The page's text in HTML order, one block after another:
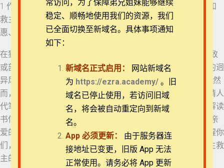
03 彼得后书 1:5-7
04 彼得后书 1:8-11
05 彼得后书 1:12-15
06 彼得后书 1:16-18
07 彼得后书 1:19-21
器
1 作耶稣基督仆人和使徒的西门·彼得，写信给那因我们的神和
救主耶稣基督之义，与我们同得一样宝贵信心的人： 2 愿恩
惠、平安因你们认识神和我们主耶稣，多多地加给你们！
在犹大书的25节经文中，有至少15节与彼得后书几乎完全一致
或部分一致。因此有学者鉴于彼得前书和后书在希腊文法上的迥
异风格，主张前书是由“送信人”西拉代笔，后书是犹大代笔。然
而，这只是猜测，并没有确凿的证据。无论彼得后书是彼得请人
代笔而作，还是有人假借使徒彼得之名而作，都不影响我们解读
书信本身的内容，因为作者已经在信中明确了其写作意图：“亲
爱的弟兄啊，我现在写给你们的是第二封信。这两封都是提醒你
们，激发你们诚实的心，叫你们记念圣先知预先所说的话和主救
主的命令，就是使徒所传给你们的”（彼得后书3:1-2）。
团体报名及课程定制咨询：ezrahall@timotai.org
退换政策
隐私策略
常见问题
常访问， 为了保障弟兄姐妹能够继续
稳定、顺畅地使用我们的资源，我们
已全面切换至新域名。具体事项通知
如下：
新域名正式启用：
网站新域名
为 https://ezra.academy/ 。旧
域名已停止使用，若访问旧域
名，将会被自动重定向到新域
名。
App必须更新：
由于服务器连
接地址已变更，旧版 App 无法
正常使用。请务必将 App 更新